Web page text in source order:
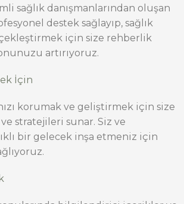
sağlık danışmanlarından oluşan
destek sağlayıp, sağlık
için size rehberlik
artırıyoruz.
İçin
korumak ve geliştirmek için size
stratejileri sunar. Siz ve
bir gelecek inşa etmeniz için